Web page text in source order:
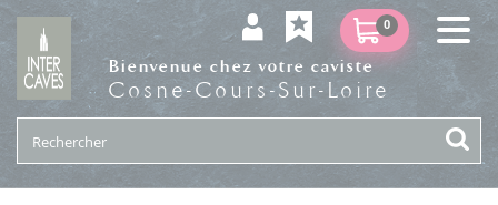
0
Bienvenue chez votre caviste
Cosne-Cours-Sur-Loire